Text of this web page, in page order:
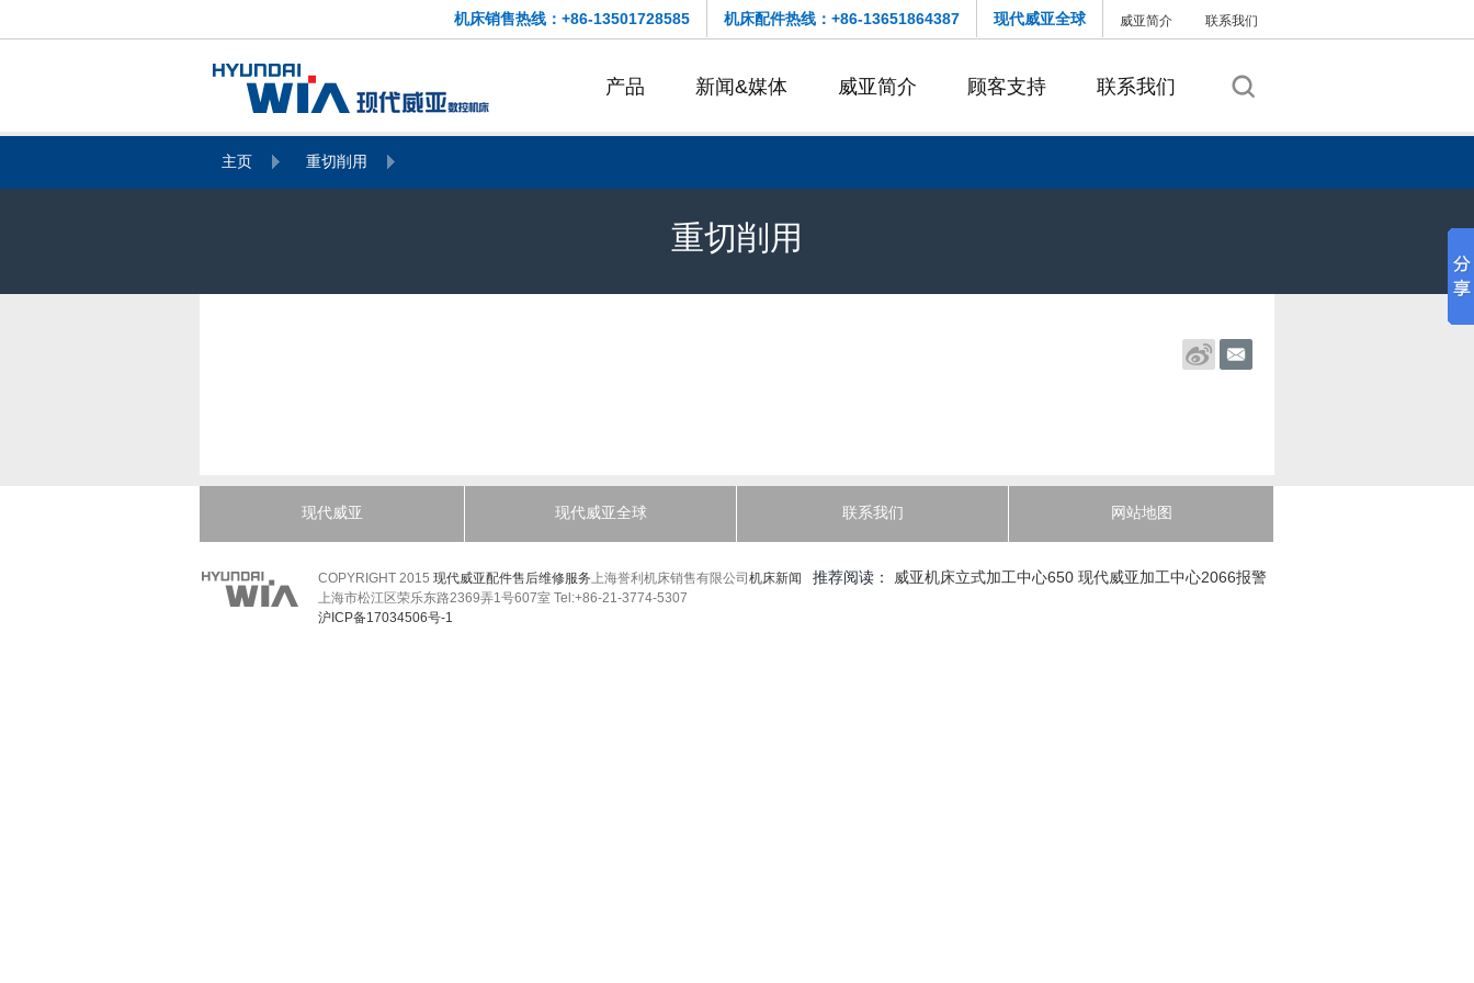
机床销售热线：+86-13501728585 机床配件热线：+86-13651864387 现代威亚全球 威亚简介 联系我们
产品 新闻&媒体 威亚简介 顾客支持 联系我们
主页 重切削用
重切削用
现代威亚 现代威亚全球 联系我们 网站地图
COPYRIGHT 2015 现代威亚配件售后维修服务上海誉利机床销售有限公司 机床新闻
上海市松江区荣乐东路2369弄1号607室 Tel:+86-21-3774-5307
沪ICP备17034506号-1
推荐阅读： 威亚机床立式加工中心650 现代威亚加工中心2066报警